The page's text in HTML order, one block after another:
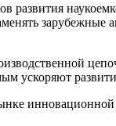
развития
зарубежные
ускоряют